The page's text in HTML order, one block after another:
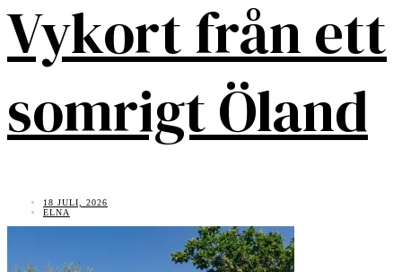
Vykort från ett
somrigt Öland
18 JULI, 2026
ELNA